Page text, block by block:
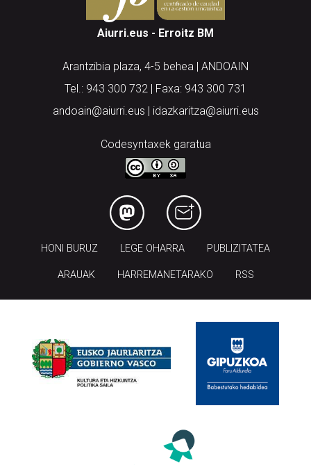
Aiurri.eus - Erroitz BM
Arantzibia plaza, 4-5 behea | ANDOAIN
Tel.: 943 300 732 | Faxa: 943 300 731
andoain@aiurri.eus | idazkaritza@aiurri.eus
Codesyntaxek garatua
HONI BURUZ LEGE OHARRA PUBLIZITATEA
ARAUAK HARREMANETARAKO RSS